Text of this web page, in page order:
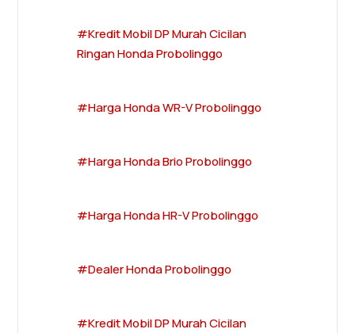
#Kredit Mobil DP Murah Cicilan
Ringan Honda Probolinggo
#Harga Honda WR-V Probolinggo
#Harga Honda Brio Probolinggo
#Harga Honda HR-V Probolinggo
#Dealer Honda Probolinggo
#Kredit Mobil DP Murah Cicilan